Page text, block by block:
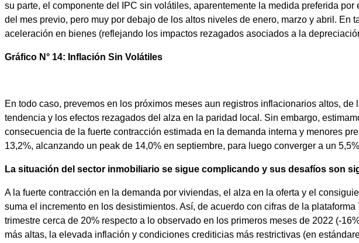
su parte, el componente del IPC sin volátiles, aparentemente la medida preferida
del mes previo, pero muy por debajo de los altos niveles de enero, marzo y abril.
aceleración en bienes (reflejando los impactos rezagados asociados a la
Gráfico N° 14: Inflación Sin Volátiles
En todo caso, prevemos en los próximos meses aun registros inflacionarios altos,
tendencia y los efectos rezagados del alza en la paridad local. Sin embargo,
consecuencia de la fuerte contracción estimada en la demanda interna y menores
13,2%, alcanzando un peak de 14,0% en septiembre, para luego converger a un
La situación del sector inmobiliario se sigue complicando y sus desafíos son
A la fuerte contracción en la demanda por viviendas, el alza en la oferta y el
suma el incremento en los desistimientos. Así, de acuerdo con cifras de la
trimestre cerca de 20% respecto a lo observado en los primeros meses de 2022 (-
más altas, la elevada inflación y condiciones crediticias más restrictivas (en